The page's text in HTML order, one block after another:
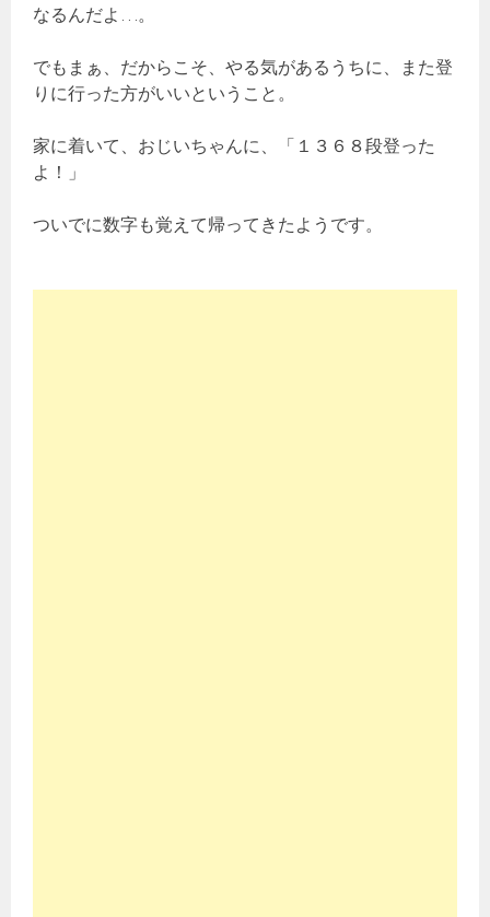
なるんだよ…。
でもまぁ、だからこそ、やる気があるうちに、また登
りに行った方がいいということ。
家に着いて、おじいちゃんに、「１３６８段登った
よ！」
ついでに数字も覚えて帰ってきたようです。